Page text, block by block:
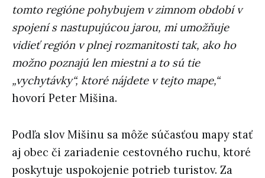
tomto regióne pohybujem v zimnom období v
spojení s nastupujúcou jarou, mi umožňuje
vidieť región v plnej rozmanitosti tak, ako ho
možno poznajú len miestni a to sú tie
„vychytávky“, ktoré nájdete v tejto mape,“
hovorí Peter Mišina.
Podľa slov Mišinu sa môže súčasťou mapy stať
aj obec či zariadenie cestovného ruchu, ktoré
poskytuje uspokojenie potrieb turistov. Za